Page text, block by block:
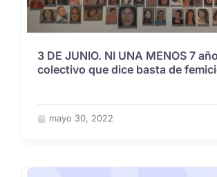
3 DE JUNIO. NI UNA MENOS 7
colectivo que dice basta de
mayo 30, 2022